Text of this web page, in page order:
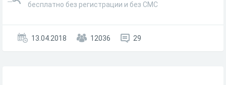
бесплатно без регистрации и без СМС
13.04.2018 12036 29